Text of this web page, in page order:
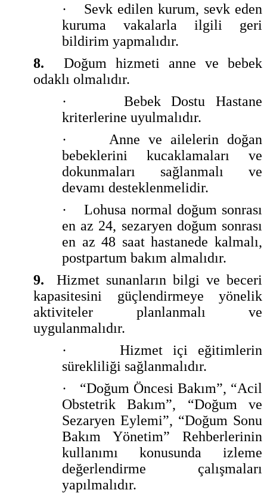
·
Sevk edilen kurum, sevk eden
kuruma vakalarla ilgili geri
bildirim yapmalıdır.
8.
Doğum hizmeti anne ve bebek
odaklı olmalıdır.
·
Bebek Dostu Hastane
kriterlerine uyulmalıdır.
·
Anne ve ailelerin doğan
bebeklerini kucaklamaları ve
dokunmaları sağlanmalı ve
devamı desteklenmelidir.
·
Lohusa normal doğum sonrası
en az 24, sezaryen doğum sonrası
en az 48 saat hastanede kalmalı,
postpartum bakım almalıdır.
9.
Hizmet sunanların bilgi ve beceri
kapasitesini güçlendirmeye yönelik
aktiviteler planlanmalı ve
uygulanmalıdır.
·
Hizmet içi eğitimlerin
sürekliliği sağlanmalıdır.
·
“Doğum Öncesi Bakım”, “Acil
Obstetrik Bakım”, “Doğum ve
Sezaryen Eylemi”, “Doğum Sonu
Bakım Yönetim” Rehberlerinin
kullanımı konusunda izleme
değerlendirme çalışmaları
yapılmalıdır.